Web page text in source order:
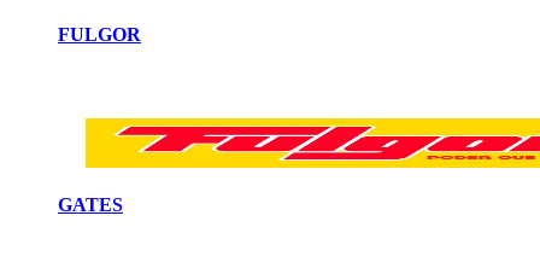
FULGOR
GATES